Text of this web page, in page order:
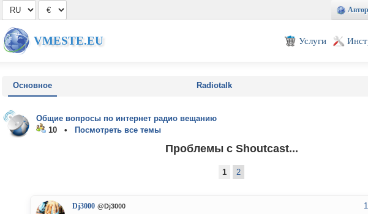
VMESTE.EU Услуги
Основное Radiotalk
Общие вопросы по интернет радио вещанию
10 •
Посмотреть все темы
Проблемы с Shoutcast...
1 2
Dj3000 @Dj3000